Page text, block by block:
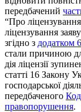
передбачений
“Про ліцензування
ліцензування
згідно з додатком 6
стали причиною
дія ліцензії
статті 16 Закону
господарської
передбаченого
правопорушення.